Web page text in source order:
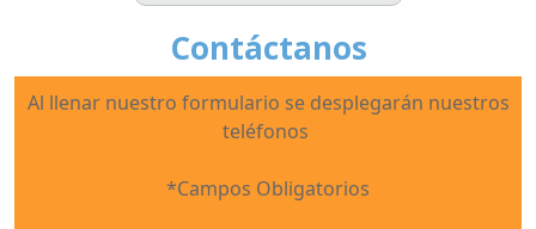
Contáctanos
Al llenar nuestro formulario se desplegarán nuestros
teléfonos
*Campos Obligatorios